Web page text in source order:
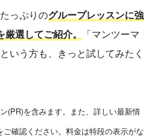
っぷりのグループレッスンに強
選してご紹介。
「マンツーマ
いう方も、きっと試してみたく
(PR)を含みます。また、詳しい最新情
確認ください。料金は特段の表示がな